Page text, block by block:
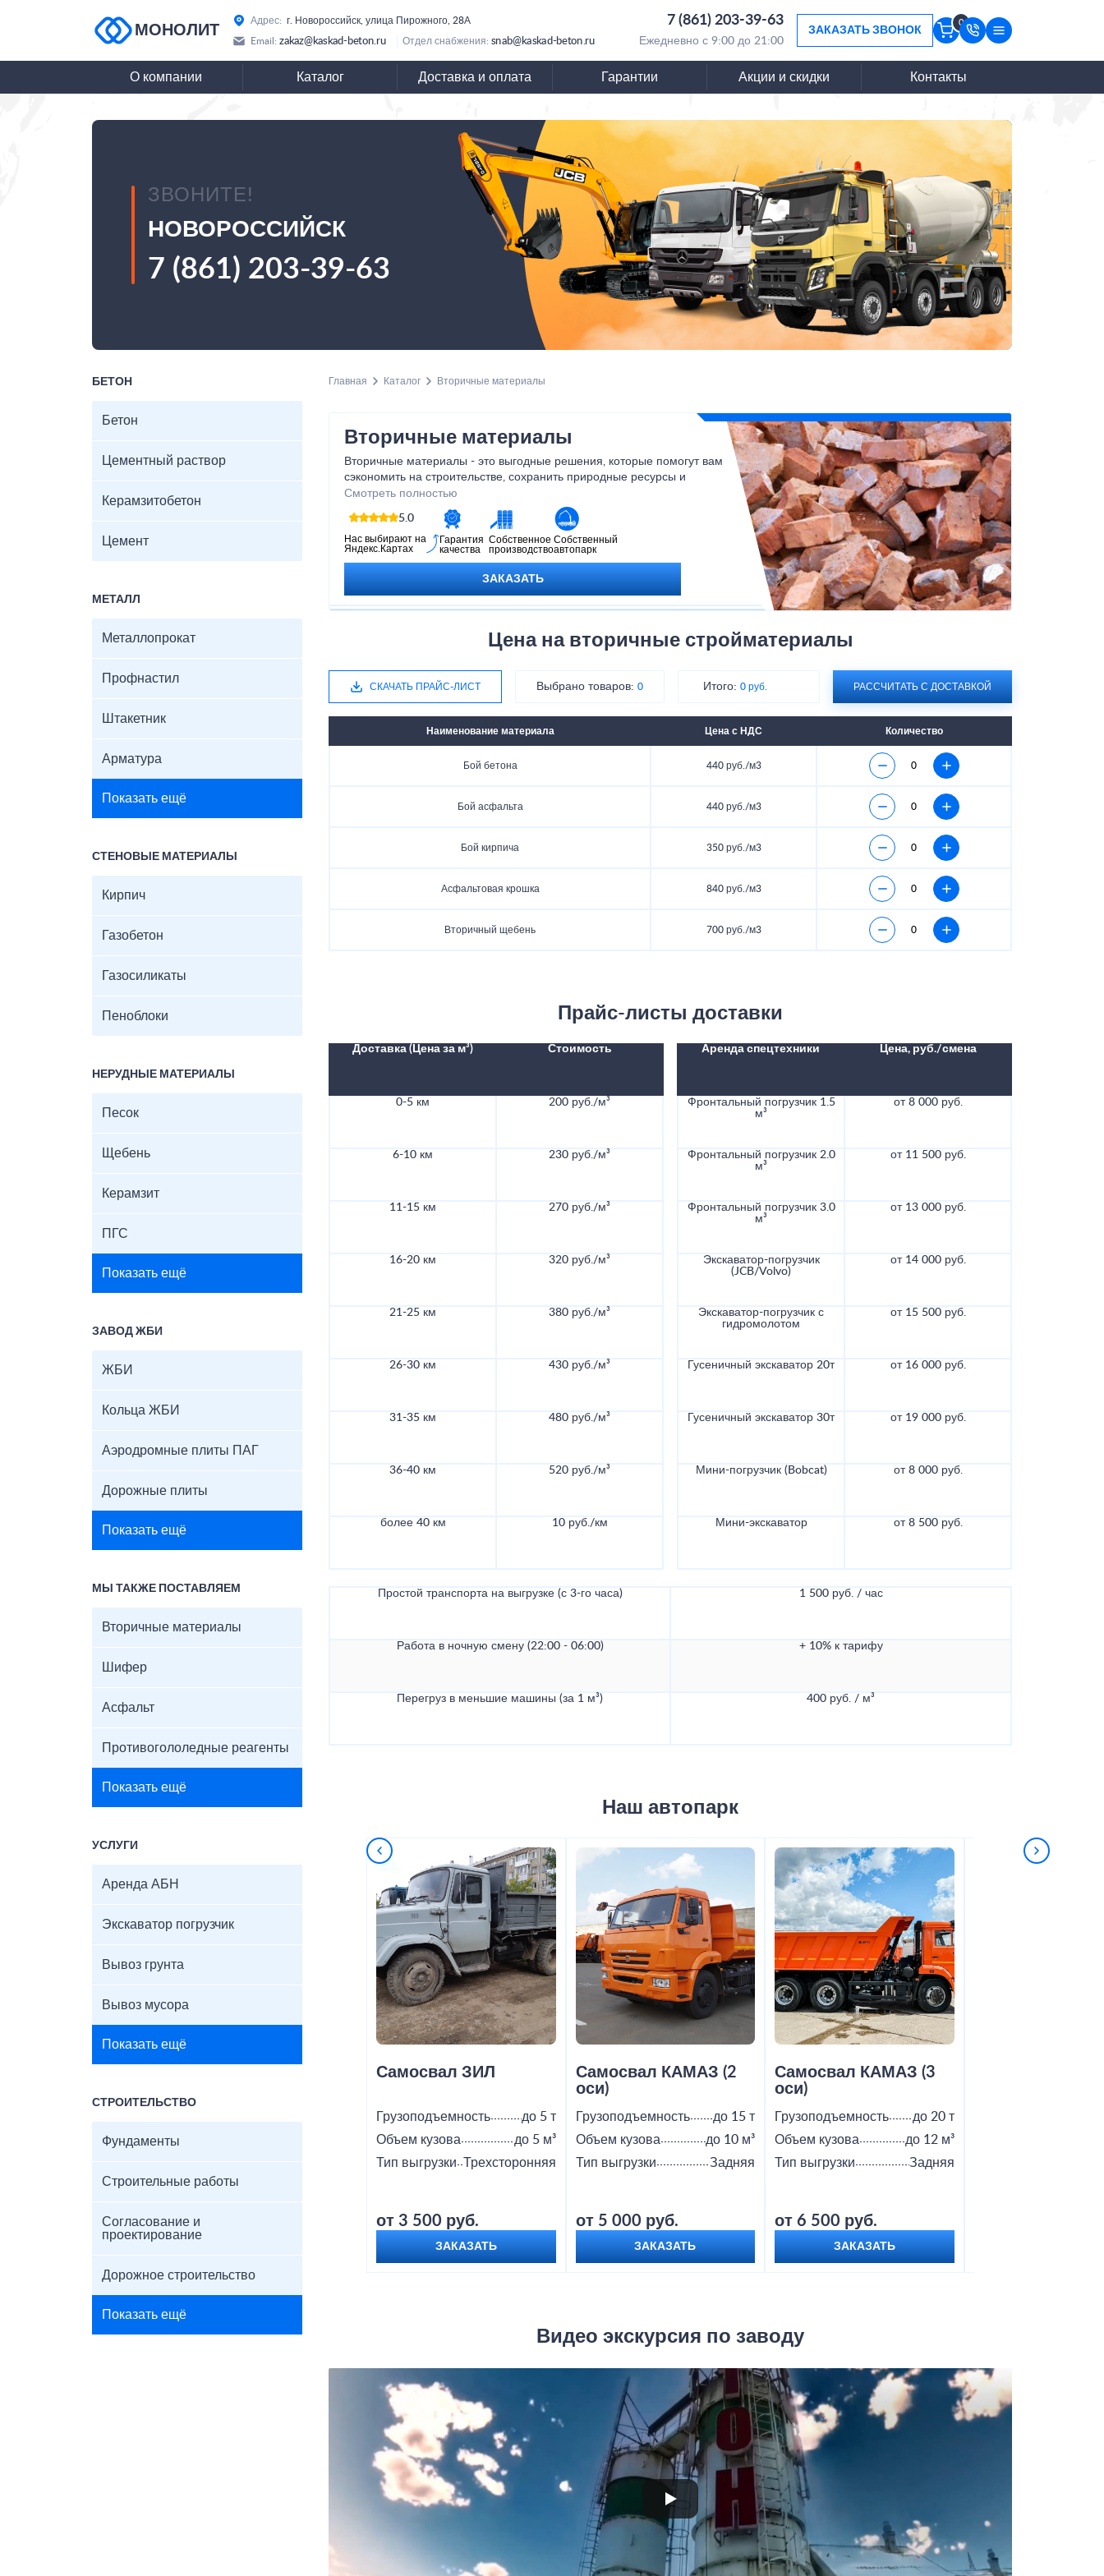
МОНОЛИТ
Адрес: г. Новороссийск, улица Пирожного, 28А 7 (861) 203-39-63
Email: zakaz@kaskad-beton.ru Отдел снабжения: snab@kaskad-beton.ru Ежедневно с 9:00 до 21:00
ЗАКАЗАТЬ ЗВОНОК
0
О компании Каталог Доставка и оплата Гарантии Акции и скидки Контакты
ЗВОНИТЕ!
НОВОРОССИЙСК
7 (861) 203-39-63
БЕТОН
Бетон
Цементный раствор
Керамзитобетон
Цемент
МЕТАЛЛ
Металлопрокат
Профнастил
Штакетник
Арматура
Показать ещё
СТЕНОВЫЕ МАТЕРИАЛЫ
Кирпич
Газобетон
Газосиликаты
Пеноблоки
НЕРУДНЫЕ МАТЕРИАЛЫ
Песок
Щебень
Керамзит
ПГС
Показать ещё
ЗАВОД ЖБИ
ЖБИ
Кольца ЖБИ
Аэродромные плиты ПАГ
Дорожные плиты
Показать ещё
МЫ ТАКЖЕ ПОСТАВЛЯЕМ
Вторичные материалы
Шифер
Асфальт
Противогололедные реагенты
Показать ещё
УСЛУГИ
Аренда АБН
Экскаватор погрузчик
Вывоз грунта
Вывоз мусора
Показать ещё
СТРОИТЕЛЬСТВО
Фундаменты
Строительные работы
Согласование и
проектирование
Дорожное строительство
Показать ещё
Главная Каталог Вторичные материалы
Вторичные материалы
Вторичные материалы - это выгодные решения, которые помогут вам
сэкономить на строительстве, сохранить природные ресурсы и
снизить воздействие на окружающую среду. Наша команда
гарантирует высокое качество и надежность каждого изделия, а также
оперативную доставку по вашему адресу. Позвольте нам помочь вам
воплотить в жизнь ваши строительные идеи с помощью вторичных
материалов!
Смотреть полностью
5.0
Нас выбирают на
Яндекс.Картах
Гарантия
качества
Собственное
производство
Собственный
автопарк
ЗАКАЗАТЬ
Цена на вторичные стройматериалы
СКАЧАТЬ ПРАЙС-ЛИСТ Выбрано товаров: 0 Итого:0 руб. РАССЧИТАТЬ С ДОСТАВКОЙ
Наименование материала Цена с НДС Количество
Бой бетона 440 руб./м3
Бой асфальта 440 руб./м3
Бой кирпича 350 руб./м3
Асфальтовая крошка 840 руб./м3
Вторичный щебень 700 руб./м3
Прайс-листы доставки
Доставка (Цена за м³) Стоимость
0-5 км 200 руб./м³
6-10 км 230 руб./м³
11-15 км 270 руб./м³
16-20 км 320 руб./м³
21-25 км 380 руб./м³
26-30 км 430 руб./м³
31-35 км 480 руб./м³
36-40 км 520 руб./м³
более 40 км 10 руб./км
Аренда спецтехники Цена, руб./смена
Фронтальный погрузчик 1.5
м³
от 8 000 руб.
Фронтальный погрузчик 2.0
м³
от 11 500 руб.
Фронтальный погрузчик 3.0
м³
от 13 000 руб.
Экскаватор-погрузчик
(JCB/Volvo)
от 14 000 руб.
Экскаватор-погрузчик с
гидромолотом
от 15 500 руб.
Гусеничный экскаватор 20т от 16 000 руб.
Гусеничный экскаватор 30т от 19 000 руб.
Мини-погрузчик (Bobcat) от 8 000 руб.
Мини-экскаватор от 8 500 руб.
Простой транспорта на выгрузке (с 3-го часа) 1 500 руб. / час
Работа в ночную смену (22:00 - 06:00) + 10% к тарифу
Перегруз в меньшие машины (за 1 м³) 400 руб. / м³
Наш автопарк
Самосвал ЗИЛ
Грузоподъемность
до 5 т
Объем кузова
до 5 м³
Тип выгрузки Трехсторонняя
от 3 500 руб.
ЗАКАЗАТЬ
Самосвал КАМАЗ (2
оси)
Грузоподъемность
до 15 т
Объем кузова
до 10 м³
Тип выгрузки
Задняя
от 5 000 руб.
ЗАКАЗАТЬ
Самосвал КАМАЗ (3
оси)
Грузоподъемность
до 20 т
Объем кузова
до 12 м³
Тип выгрузки
Задняя
от 6 500 руб.
ЗАКАЗАТЬ
Видео экскурсия по заводу